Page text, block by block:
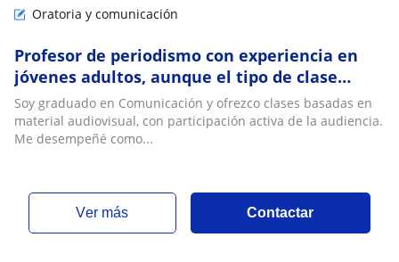
Oratoria y comunicación
Profesor de periodismo con experiencia en
jóvenes adultos, aunque el tipo de clase
puede adaptarse a cualquier edad
Soy graduado en Comunicación y ofrezco clases basadas en
material audiovisual, con participación activa de la audiencia.
Me desempeñé como...
ver más Contactar